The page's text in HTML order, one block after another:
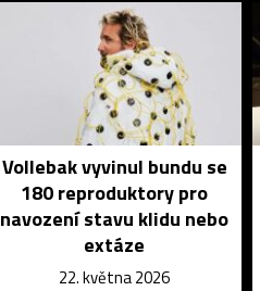
Vollebak vyvinul bundu se
180 reproduktory pro
navození stavu klidu nebo
extáze
22. května 2026